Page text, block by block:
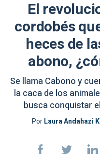
El
cordobés
heces de
abono,
Se llama Cabono y
la caca de los
busca conquistar
PorLaura Andahazi